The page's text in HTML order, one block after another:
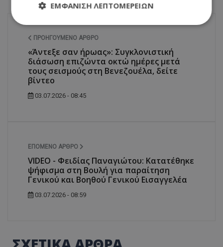
ΠΡΟΗΓΟΎΜΕΝΟ ΆΡΘΡΟ
«Άντεξε σαν ήρωας»: Συγκλονιστική
διάσωση επιζώντα οκτώ ημέρες μετά
τους σεισμούς στη Βενεζουέλα, δείτε
βίντεο
03.07.2026 - 08:45
ΕΠΌΜΕΝΟ ΆΡΘΡΟ
VIDEO - Φειδίας Παναγιώτου: Κατατέθηκε
ψήφισμα στη Βουλή για παραίτηση
Γενικού και Βοηθού Γενικού Εισαγγελέα
03.07.2026 - 08:59
ΕΜΦΆΝΙΣΗ ΛΕΠΤΟΜΕΡΕΙΏΝ
Στόχευσης
Λειτουργικότητας
Μη ταξινομημένα
Τα απολύτως απαραίτητα cookies επιτρέπουν
βασικές λειτουργίες του ιστότοπου, όπως τη